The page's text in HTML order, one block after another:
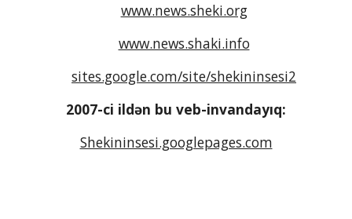
www.news.sheki.org
www.news.shaki.info
sites.google.com/site/shekininsesi2
2007-ci ildən bu veb-invandayıq:
Shekininsesi.googlepages.com